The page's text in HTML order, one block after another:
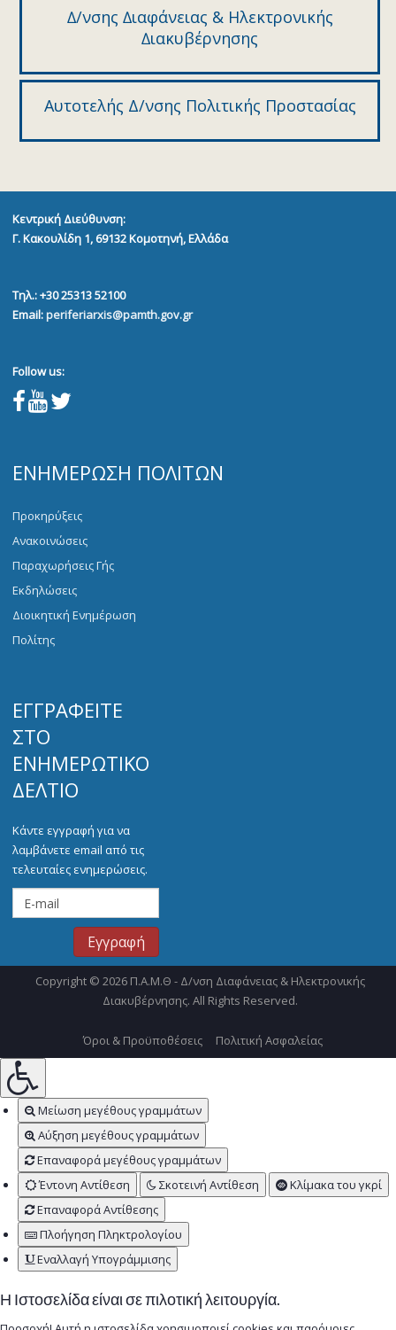
∆/νσης ∆ιαφάνειας & Ηλεκτρονικής
∆ιακυβέρνησης
Αυτοτελής Δ/νσης Πολιτικής Προστασίας
Κεντρική Διεύθυνση:
Γ. Κακουλίδη 1, 69132Κομοτηνή, Ελλάδα
Τηλ.: +30 25313 52100
Email:periferiarxis@pamth.gov.gr
Follow us:
ΕΝΗΜΈΡΩΣΗ ΠΟΛΙΤΏΝ
Προκηρύξεις
Ανακοινώσεις
Παραχωρήσεις Γής
Εκδηλώσεις
Διοικητική Ενημέρωση
Πολίτης
ΕΓΓΡΑΦΕΊΤΕ
ΣΤΟ
ΕΝΗΜΕΡΩΤΙΚΌ
ΔΕΛΤΊΟ
Κάντε εγγραφή για να
λαμβάνετε email από τις
τελευταίες ενημερώσεις.
Copyright © 2026 Π.Α.Μ.Θ - Δ/νση Διαφάνειας & Ηλεκτρονικής
Διακυβέρνησης. All Rights Reserved.
Όροι & Προϋποθέσεις Πολιτική Ασφαλείας
Μείωση μεγέθους γραμμάτων
Αύξηση μεγέθους γραμμάτων
Επαναφορά μεγέθους γραμμάτων
Έντονη Αντίθεση
Σκοτεινή Αντίθεση
Κλίμακα του γκρί
Επαναφορά Αντίθεσης
Πλοήγηση Πληκτρολογίου
Εναλλαγή Υπογράμμισης
Η Ιστοσελίδα είναι σε πιλοτική λειτουργία.